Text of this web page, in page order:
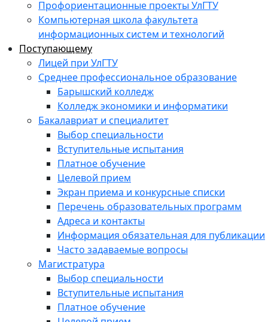
Профориентационные проекты УлГТУ
Компьютерная школа факультета
информационных систем и технологий
Поступающему
Лицей при УлГТУ
Среднее профессиональное образование
Барышский колледж
Колледж экономики и информатики
Бакалавриат и специалитет
Выбор специальности
Вступительные испытания
Платное обучение
Целевой прием
Экран приема и конкурсные списки
Перечень образовательных программ
Адреса и контакты
Информация обязательная для публикации
Часто задаваемые вопросы
Магистратура
Выбор специальности
Вступительные испытания
Платное обучение